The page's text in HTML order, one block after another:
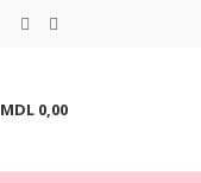
MDL 0,00